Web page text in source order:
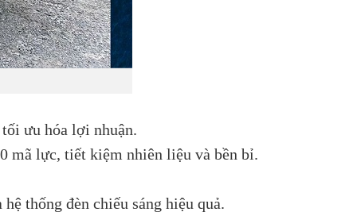
ưu hóa lợi nhuận.
mã lực, tiết kiệm nhiên liệu và bền bỉ.
thống đèn chiếu sáng hiệu quả.